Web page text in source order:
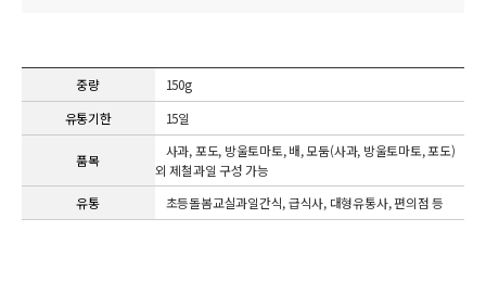
중량
150g
유통기한
15일
품목
사과, 포도, 방울토마토, 배, 모둠(사과, 방울토마토, 포도)
외 제철과일 구성 가능
유통
초등돌봄교실과일간식, 급식사, 대형유통사, 편의점 등